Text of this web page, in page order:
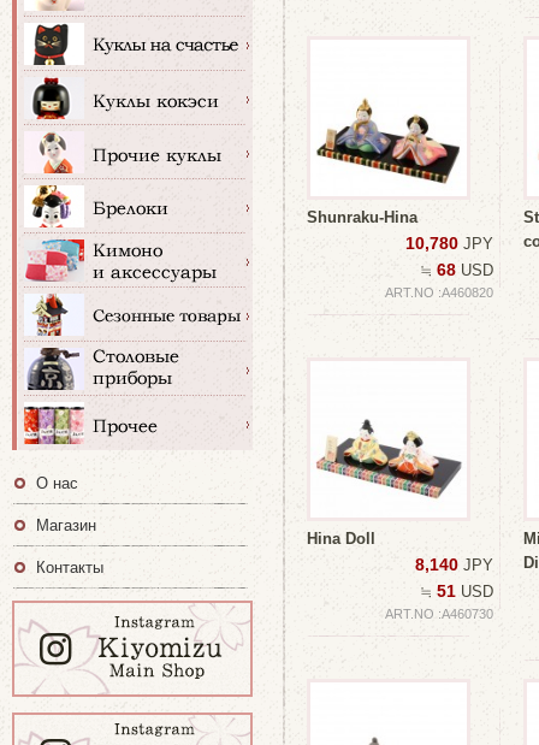
Shunraku-Hina
10,780 JPY
≒ 68 USD
ART.NO :A460820
Hina Doll
8,140 JPY
≒ 51 USD
ART.NO :A460730
О нас
Магазин
Контакты